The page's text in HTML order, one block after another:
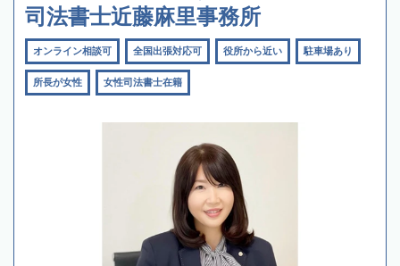
司法書士近藤麻里事務所
オンライン相談可 全国出張対応可 役所から近い 駐車場あり
所長が女性 女性司法書士在籍